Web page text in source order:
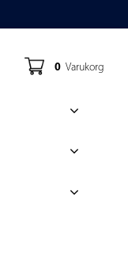
0 Varukorg